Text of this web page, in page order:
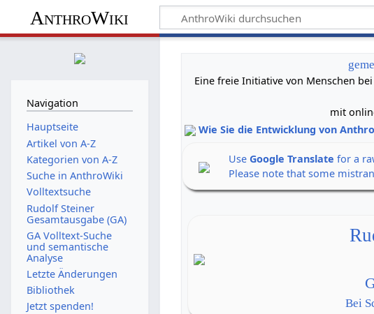
AnthroWiki
Eine freie Initiative von Menschen bei
mit
Wie Sie die Entwicklung von
UseGoogle Translate for a
Please note that some
Bei
Navigation
Hauptseite
Artikel von A-Z
Kategorien von A-Z
Suche in AnthroWiki
Volltextsuche
Rudolf Steiner
Gesamtausgabe (GA)
GA Volltext-Suche
und semantische
Analyse
Letzte Änderungen
Bibliothek
Jetzt spenden!